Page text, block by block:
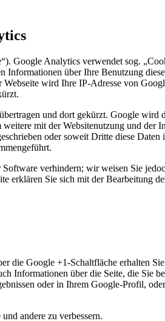
Google Analytics verwendet sog.
über Ihre Benutzung
wird Ihre IP-Adresse von
und dort gekürzt. Google wird
mit der Websitenutzung und
oder soweit Dritte diese
verhindern; wir weisen Sie
Sie sich mit der Bearbeitung
Google +1-Schaltfläche erhalten
Informationen über die Seite, die Sie
oder in Ihrem Google-Profil,
andere zu verbessern.